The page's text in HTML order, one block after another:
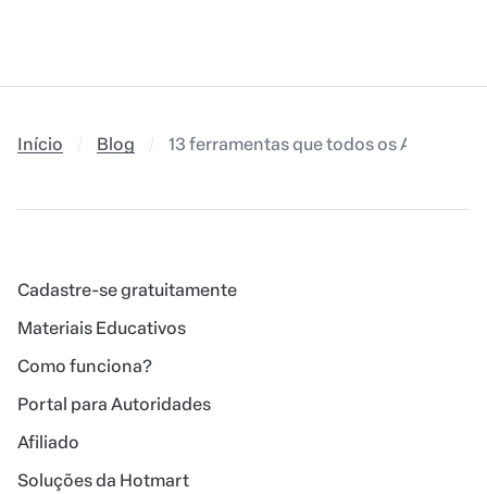
Início Blog 13 ferramentas que todos os Afiliados
Cadastre-se gratuitamente
Materiais Educativos
Como funciona?
Portal para Autoridades
Afiliado
Soluções da Hotmart